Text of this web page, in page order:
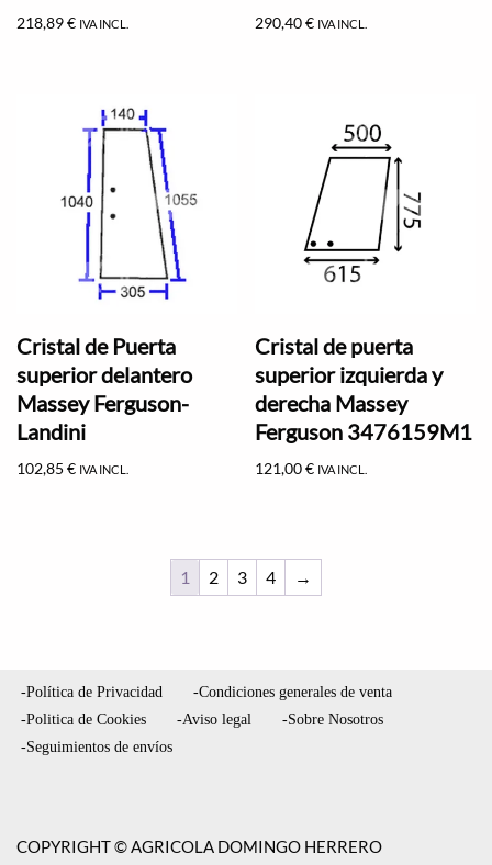
218,89€ IVA INCL. 290,40€ IVA INCL.
Cristal de Puerta
superior delantero
Massey Ferguson-
Landini
102,85 € IVA INCL.
Cristal de puerta
superior izquierda y
derecha Massey
Ferguson 3476159M1
121,00€ IVA INCL.
1 2 3 4 →
-Política de Privacidad
-Condiciones generales de venta
-Politica de Cookies
-Aviso legal
-Sobre Nosotros
-Seguimientos de envíos
COPYRIGHT © AGRICOLA DOMINGO HERRERO